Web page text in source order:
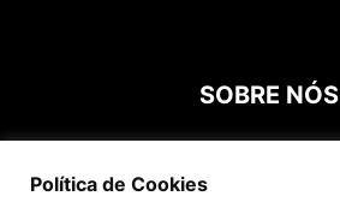
SOBRE NÓS
Contato:
Política de Cookies